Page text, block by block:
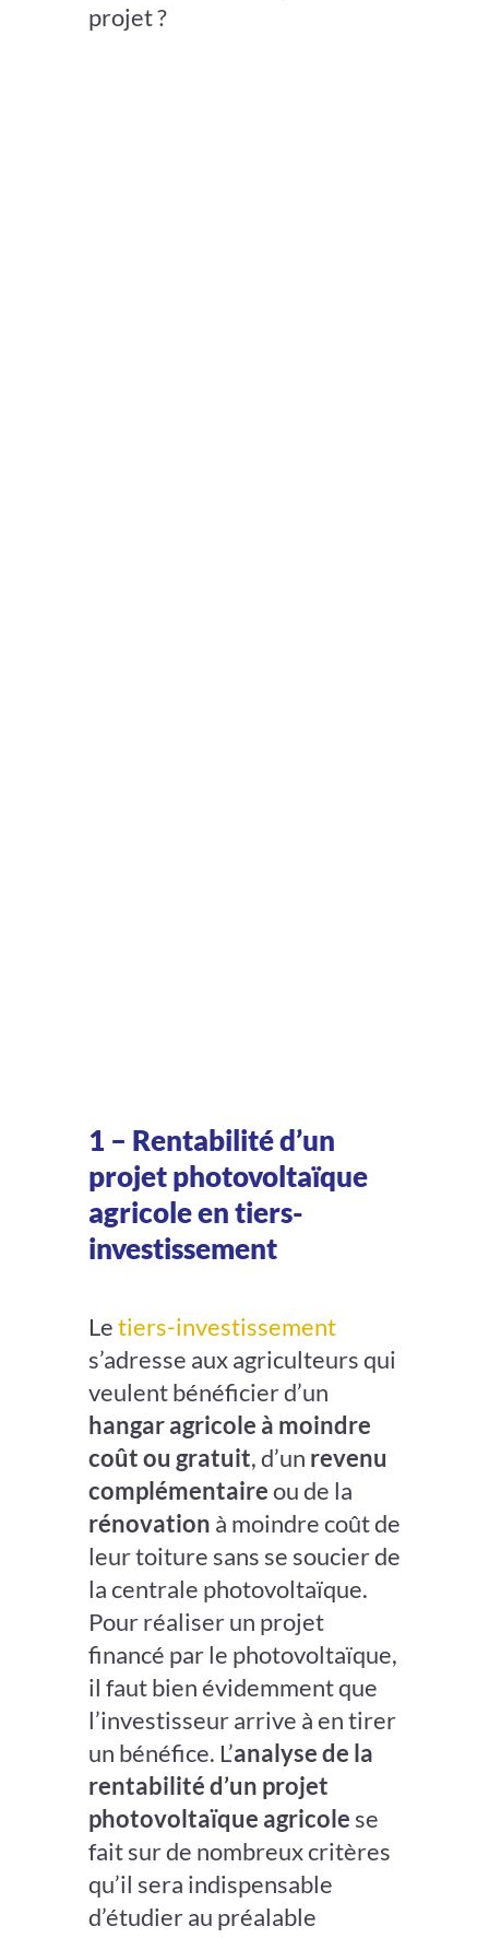
projet ?
1 – Rentabilité d’un
projet photovoltaïque
agricole en tiers-
investissement
Letiers-investissement
s’adresse aux agriculteurs qui
veulent bénéficier d’un
hangar agricole à moindre
coût ou gratuit, d’un revenu
complémentaireou de la
rénovation à moindre coût de
leur toiture sans se soucier de
la centrale photovoltaïque.
Pour réaliser un projet
financé par le photovoltaïque,
il faut bien évidemment que
l’investisseur arrive à en tirer
un bénéfice. L’analyse de la
rentabilité d’un projet
photovoltaïque agricole se
fait sur de nombreux critères
qu’il sera indispensable
d’étudier au préalable